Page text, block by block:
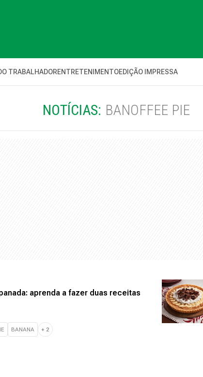
TRABALHADORENTRETENIMENTOEDIÇÃO IMPRESSA
NOTÍCIAS: BANOFFEE PIE
aprenda a fazer duas receitas
BANANA + 2